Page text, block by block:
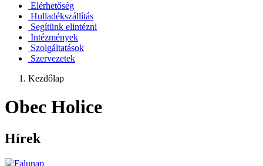
Elérhetőség
Hulladékszállítás
Segítünk elintézni
Intézmények
Szolgáltatások
Szervezetek
Kezdőlap
Obec Holice
Hírek